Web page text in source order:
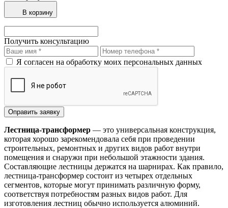
В корзину
Получить консультацию
Я согласен на обработку моих персональных данных
Лестница-трансформер — это универсальная конструкция,
которая хорошо зарекомендовала себя при проведении
строительных, ремонтных и других видов работ внутри
помещения и снаружи при небольшой этажности здания.
Составляющие лестницы держатся на шарнирах. Как правило,
лестница-трансформер состоит из четырех отдельных
сегментов, которые могут принимать различную форму,
соответствуя потребностям разных видов работ. Для
изготовления лестниц обычно используется алюминий.